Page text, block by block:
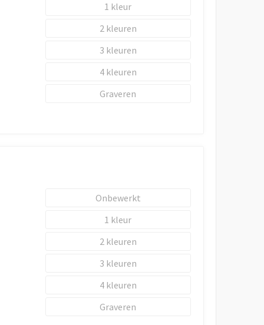
1
2
3
4
Graveren
Onbewerkt
1
2
3
4
Graveren